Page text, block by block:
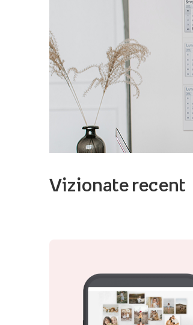
Vizionate recent